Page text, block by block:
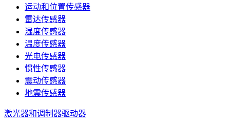
运动和位置传感器
雷达传感器
湿度传感器
温度传感器
光电传感器
惯性传感器
震动传感器
地震传感器
激光器和调制器驱动器